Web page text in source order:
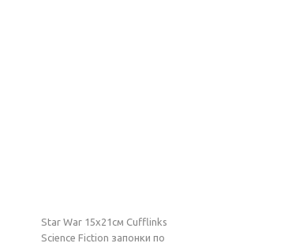
Star War 15x21см Cufflinks
Science Fiction запонки по